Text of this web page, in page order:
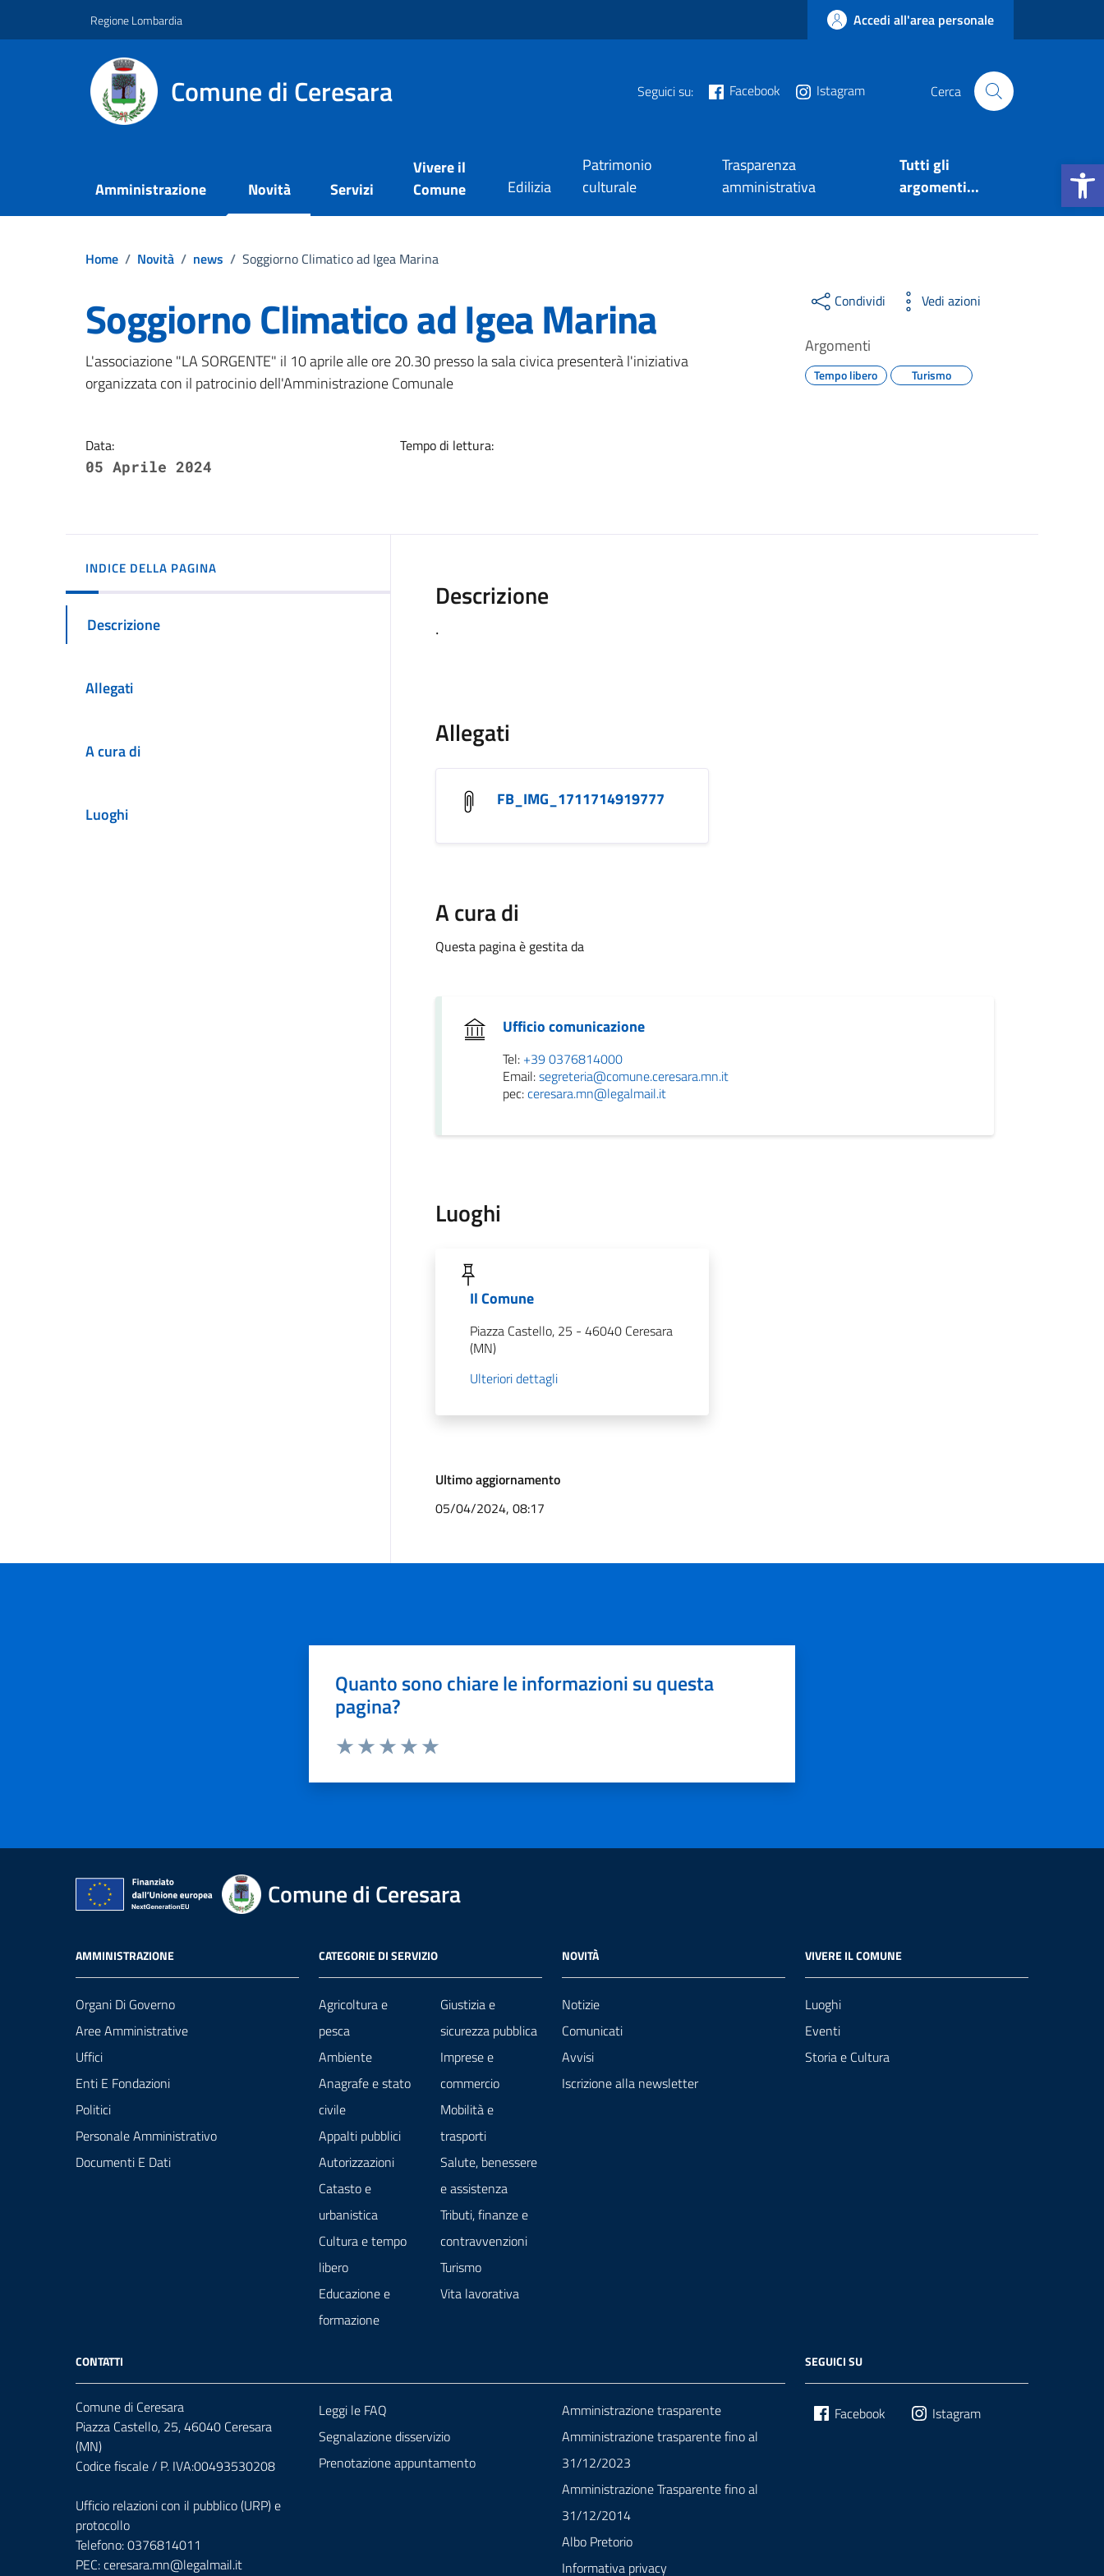
Apri la
Regione Lombardia Accedi all'area personale
Comune di Ceresara Seguici su: Facebook Istagram Cerca
Amministrazione Novità Servizi
Vivere il
Comune
Edilizia
Patrimonio
culturale
Trasparenza
amministrativa
Tutti gli
argomenti...
Home / Novità / news / Soggiorno Climatico ad Igea Marina
Soggiorno Climatico ad Igea Marina
Dettagli della notizia
L'associazione "LA SORGENTE" il 10 aprile alle ore 20.30 presso la sala civica presenterà l'iniziativa
organizzata con il patrocinio dell'Amministrazione Comunale
Data:
05 Aprile 2024
Tempo di lettura:
Condividi Vedi azioni
Argomenti
Tempo libero Turismo
INDICE DELLA PAGINA
Descrizione
Allegati
A cura di
Luoghi
Descrizione
.
Allegati
FB_IMG_1711714919777
A cura di
Questa pagina è gestita da
Ufficio comunicazione
Tel: +39 0376814000
Email:segreteria@comune.ceresara.mn.it
pec:ceresara.mn@legalmail.it
Luoghi
Il Comune
Piazza Castello, 25 - 46040 Ceresara
(MN)
Ulteriori dettagli
Ultimo aggiornamento
05/04/2024, 08:17
Quanto sono chiare le informazioni su questa
pagina?
Comune di Ceresara
AMMINISTRAZIONE
Organi Di Governo
Aree Amministrative
Uffici
Enti E Fondazioni
Politici
Personale Amministrativo
Documenti E Dati
CATEGORIE DI SERVIZIO
Agricoltura e
pesca
Ambiente
Anagrafe e stato
civile
Appalti pubblici
Autorizzazioni
Catasto e
urbanistica
Cultura e tempo
libero
Educazione e
formazione
Giustizia e
sicurezza pubblica
Imprese e
commercio
Mobilità e
trasporti
Salute, benessere
e assistenza
Tributi, finanze e
contravvenzioni
Turismo
Vita lavorativa
NOVITÀ
Notizie
Comunicati
Avvisi
Iscrizione alla newsletter
VIVERE IL COMUNE
Luoghi
Eventi
Storia e Cultura
CONTATTI
Comune di Ceresara
Piazza Castello, 25, 46040 Ceresara
(MN)
Codice fiscale / P. IVA:00493530208
Ufficio relazioni con il pubblico (URP) e
protocollo
Telefono: 0376814011
PEC:ceresara.mn@legalmail.it
Leggi le FAQ
Segnalazione disservizio
Prenotazione appuntamento
Amministrazione trasparente
Amministrazione trasparente fino al
31/12/2023
Amministrazione Trasparente fino al
31/12/2014
Albo Pretorio
Informativa privacy
SEGUICI SU
Facebook Istagram